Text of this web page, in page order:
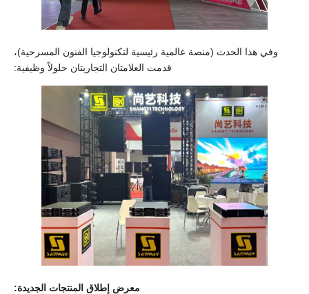
وفي هذا الحدث (منصة عالمية رئيسية لتكنولوجيا الفنون المسرحية)،
قدمت العلامتان التجاريتان حلولاً وظيفية:
معرض إطلاق المنتجات الجديدة: